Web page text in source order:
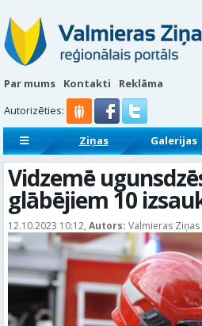
Par mums Kontakti
Reklāma
Autorizēties:
Ziņas Galerijas
Sludinājumi
Reklāmraksti
Vidzemē
glābējiem 10
12.10.2023 10:12, Autors: Valmieras Ziņas